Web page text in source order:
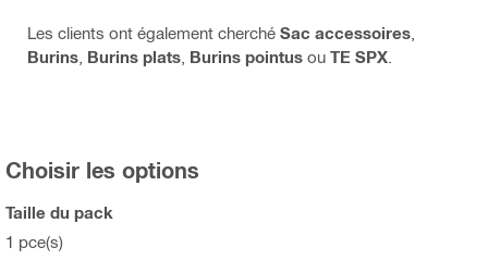
Les clients ont également cherché Sac accessoires
Burins Burins plats Burins pointus ou TE SPX
Choisir les options
Taille du pack
1 pce(s)